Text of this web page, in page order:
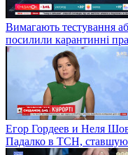
Вимагають тестування
посилили карантинні
Егор Гордеев и Неля
Падалко в ТСН,